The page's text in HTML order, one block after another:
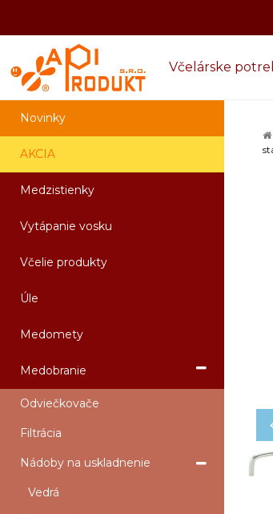
Včelárske
Novinky
AKCIA
Medzistienky
Vytápanie vosku
Včelie produkty
Úle
Medomety
Medobranie
Odviečkovače
Filtrácia
Nádoby na uskladnenie
Vedrá